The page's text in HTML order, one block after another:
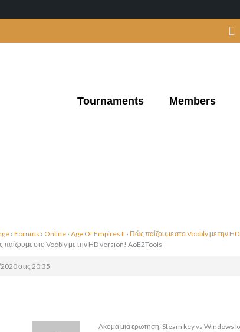
Tournaments Members
› Forums › Online › Age Of Empires II › Πώς παίζουμε στο Voobly με την
παίζουμε στο Voobly με την HD version! AoE2Tools
στις 20:35
Ακομα μια ερωτηση, Steam key vs Windows